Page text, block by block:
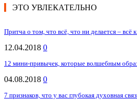
ЭТО УВЛЕКАТЕЛЬНО
Притча о том, что всё, что ни делается – всё
12.04.2018 0
12 мини-привычек, которые волшебным
04.08.2018 0
7 признаков, что у вас глубокая духовная